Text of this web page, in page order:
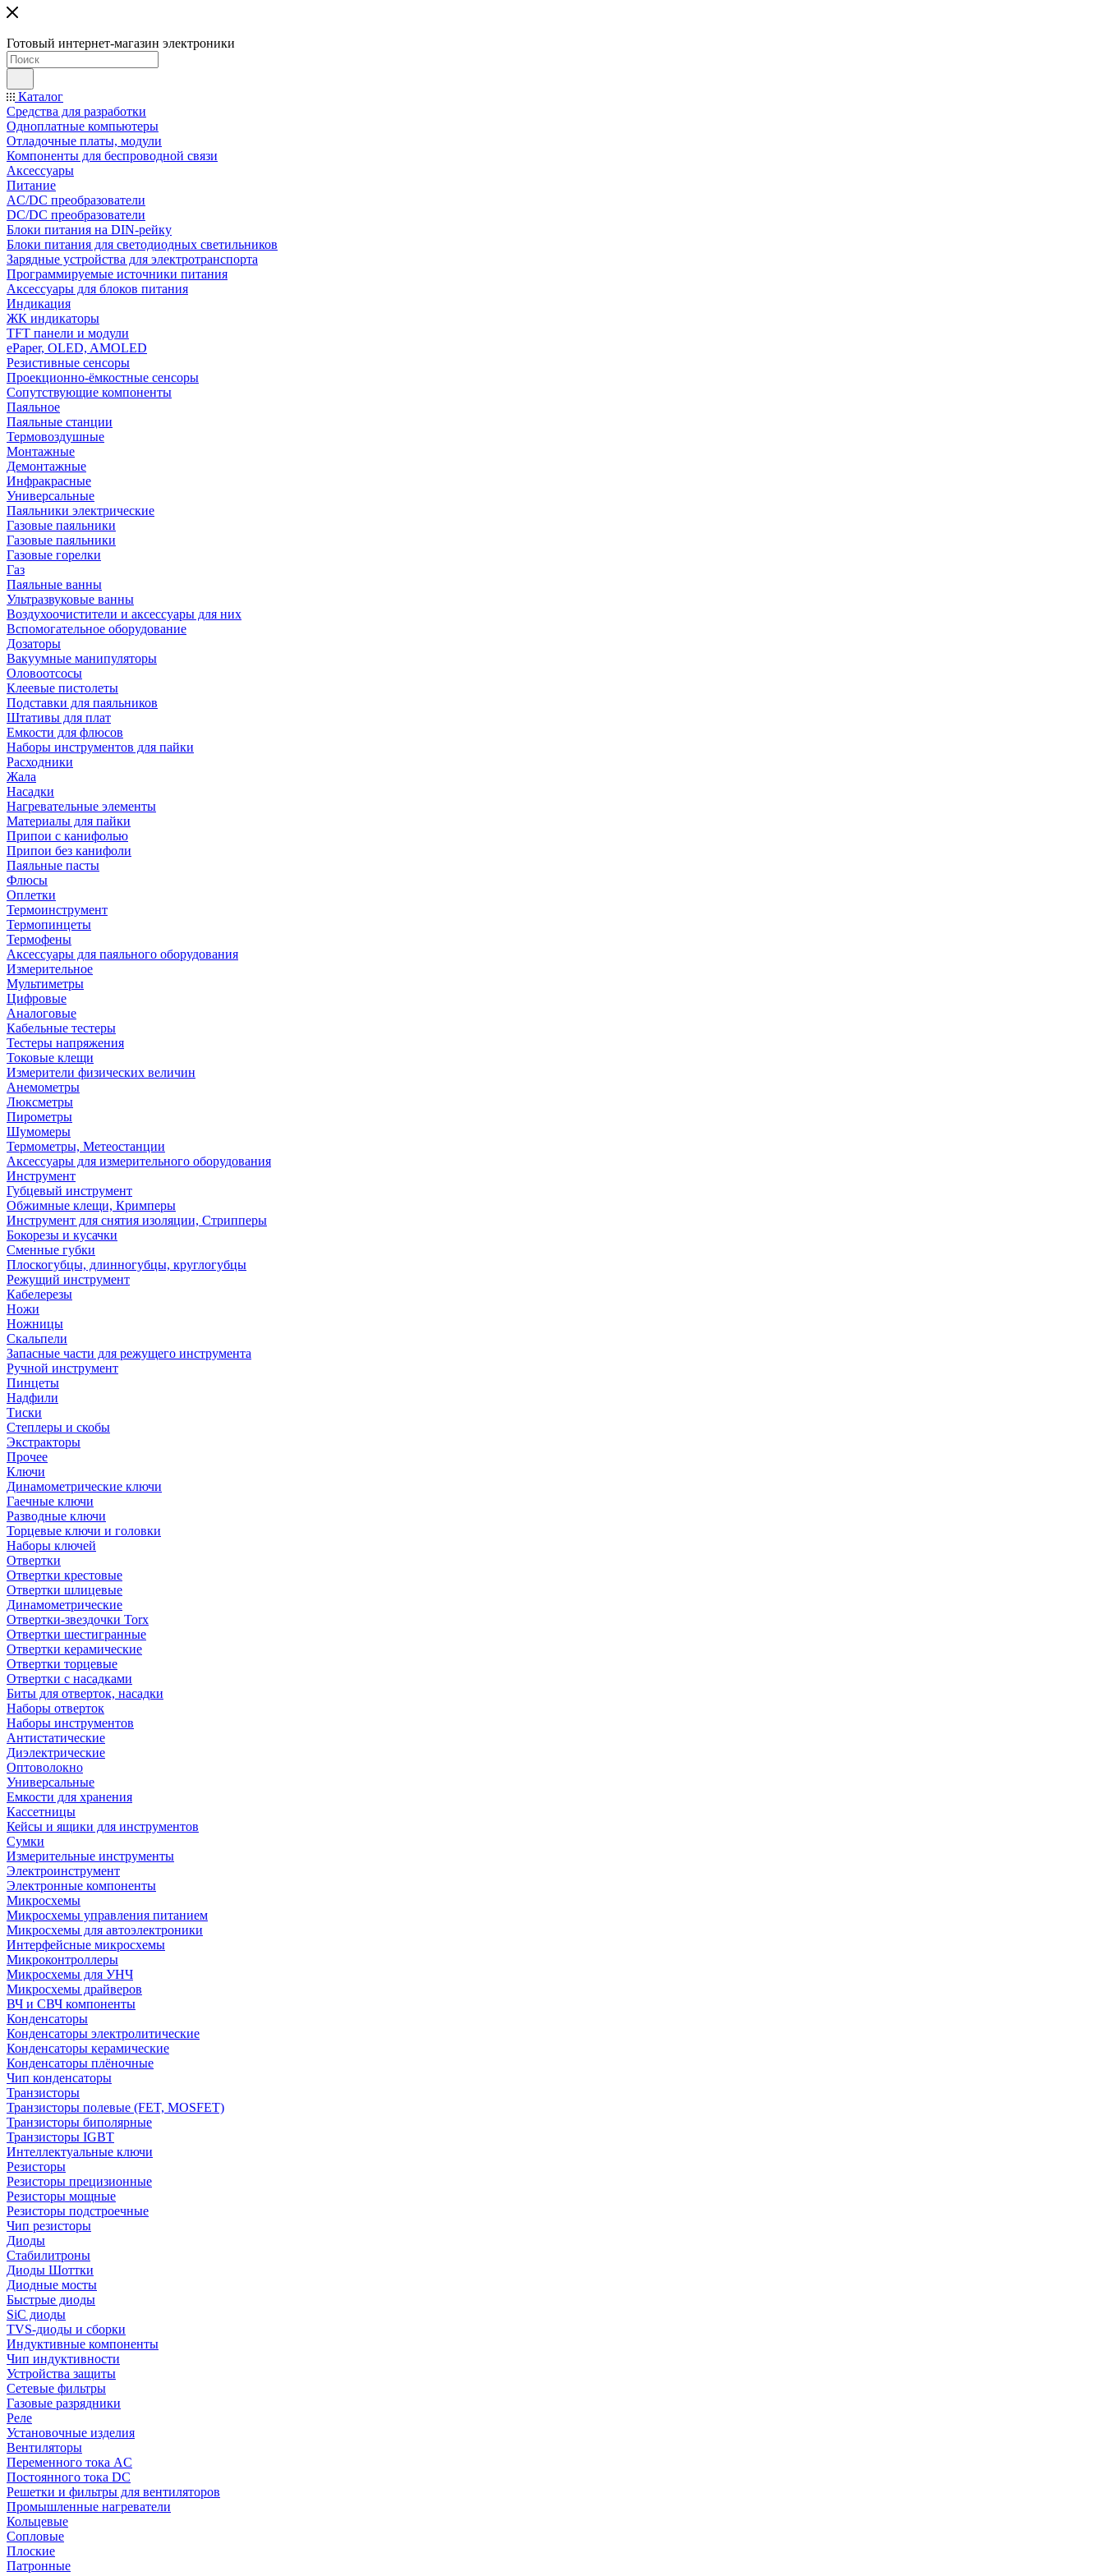
Готовый интернет-магазин электроники
Каталог
Средства для разработки
Одноплатные компьютеры
Отладочные платы, модули
Компоненты для беспроводной связи
Аксессуары
Питание
AC/DC преобразователи
DC/DC преобразователи
Блоки питания на DIN-рейку
Блоки питания для светодиодных светильников
Зарядные устройства для электротранспорта
Программируемые источники питания
Аксессуары для блоков питания
Индикация
ЖК индикаторы
TFT панели и модули
ePaper, OLED, AMOLED
Резистивные сенсоры
Проекционно-ёмкостные сенсоры
Сопутствующие компоненты
Паяльное
Паяльные станции
Термовоздушные
Монтажные
Демонтажные
Инфракрасные
Универсальные
Паяльники электрические
Газовые паяльники
Газовые паяльники
Газовые горелки
Газ
Паяльные ванны
Ультразвуковые ванны
Воздухоочистители и аксессуары для них
Вспомогательное оборудование
Дозаторы
Вакуумные манипуляторы
Оловоотсосы
Клеевые пистолеты
Подставки для паяльников
Штативы для плат
Емкости для флюсов
Наборы инструментов для пайки
Расходники
Жала
Насадки
Нагревательные элементы
Материалы для пайки
Припои с канифолью
Припои без канифоли
Паяльные пасты
Флюсы
Оплетки
Термоинструмент
Термопинцеты
Термофены
Аксессуары для паяльного оборудования
Измерительное
Мультиметры
Цифровые
Аналоговые
Кабельные тестеры
Тестеры напряжения
Токовые клещи
Измерители физических величин
Анемометры
Люксметры
Пирометры
Шумомеры
Термометры, Метеостанции
Аксессуары для измерительного оборудования
Инструмент
Губцевый инструмент
Обжимные клещи, Кримперы
Инструмент для снятия изоляции, Стрипперы
Бокорезы и кусачки
Сменные губки
Плоскогубцы, длинногубцы, круглогубцы
Режущий инструмент
Кабелерезы
Ножи
Ножницы
Скальпели
Запасные части для режущего инструмента
Ручной инструмент
Пинцеты
Надфили
Тиски
Степлеры и скобы
Экстракторы
Прочее
Ключи
Динамометрические ключи
Гаечные ключи
Разводные ключи
Торцевые ключи и головки
Наборы ключей
Отвертки
Отвертки крестовые
Отвертки шлицевые
Динамометрические
Отвертки-звездочки Torx
Отвертки шестигранные
Отвертки керамические
Отвертки торцевые
Отвертки с насадками
Биты для отверток, насадки
Наборы отверток
Наборы инструментов
Антистатические
Диэлектрические
Оптоволокно
Универсальные
Емкости для хранения
Кассетницы
Кейсы и ящики для инструментов
Сумки
Измерительные инструменты
Электроинструмент
Электронные компоненты
Микросхемы
Микросхемы управления питанием
Микросхемы для автоэлектроники
Интерфейсные микросхемы
Микроконтроллеры
Микросхемы для УНЧ
Микросхемы драйверов
ВЧ и СВЧ компоненты
Конденсаторы
Конденсаторы электролитические
Конденсаторы керамические
Конденсаторы плёночные
Чип конденсаторы
Транзисторы
Транзисторы полевые (FET, MOSFET)
Транзисторы биполярные
Транзисторы IGBT
Интеллектуальные ключи
Резисторы
Резисторы прецизионные
Резисторы мощные
Резисторы подстроечные
Чип резисторы
Диоды
Стабилитроны
Диоды Шоттки
Диодные мосты
Быстрые диоды
SiC диоды
TVS-диоды и сборки
Индуктивные компоненты
Чип индуктивности
Устройства защиты
Сетевые фильтры
Газовые разрядники
Реле
Установочные изделия
Вентиляторы
Переменного тока AC
Постоянного тока DC
Решетки и фильтры для вентиляторов
Промышленные нагреватели
Кольцевые
Сопловые
Плоские
Патронные